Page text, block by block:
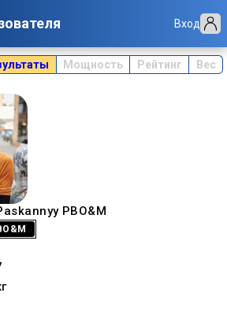
Вход
Мощность Рейтинг Вес
PBO&M